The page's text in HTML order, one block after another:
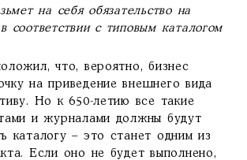
на себя обязательство на
соответствии с типовым каталогом
что, вероятно, бизнес
на приведение внешнего вида
Но к 650-летию все такие
и журналами должны будут
каталогу – это станет одним из
Если оно не будет выполнено,